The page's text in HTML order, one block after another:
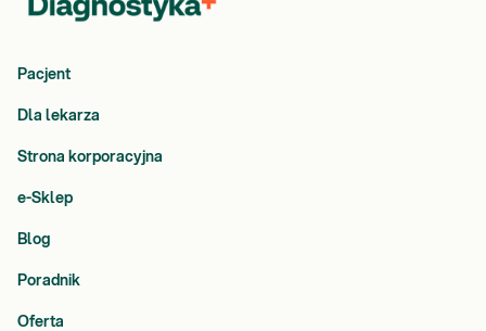
Pacjent
Dla lekarza
Strona korporacyjna
e-Sklep
Blog
Poradnik
Oferta